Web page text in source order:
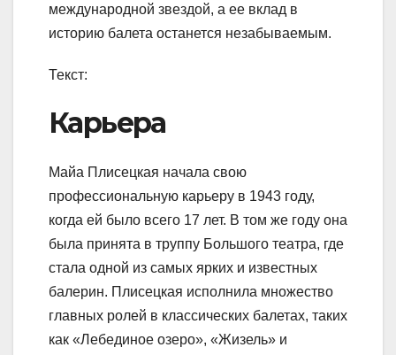
международной звездой, а ее вклад в
историю балета останется незабываемым.
Текст:
Карьера
Майа Плисецкая начала свою
профессиональную карьеру в 1943 году,
когда ей было всего 17 лет. В том же году она
была принята в труппу Большого театра, где
стала одной из самых ярких и известных
балерин. Плисецкая исполнила множество
главных ролей в классических балетах, таких
как «Лебединое озеро», «Жизель» и